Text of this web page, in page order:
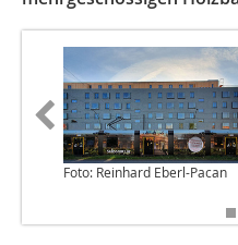
Foto: Reinhard Eberl-Pacan